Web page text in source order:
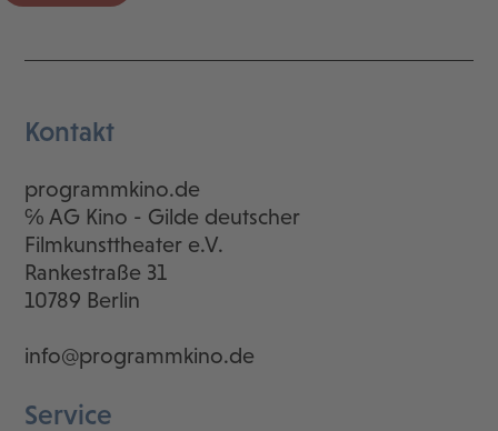
Kontakt
programmkino.de
℅ AG Kino - Gilde deutscher
Filmkunsttheater e.V.
Rankestraße 31
10789 Berlin
info@programmkino.de
Service